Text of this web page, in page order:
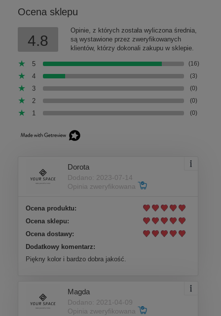
Ocena sklepu
4.8
Opinie, z których została wyliczona średnia,
są wystawione przez zweryfikowanych
klientów, którzy dokonali zakupu w sklepie.
5 (16)
4 (3)
3 (0)
2 (0)
1 (0)
Dorota
Dodano: 2023-07-14
Opinia zweryfikowana
Ocena produktu:
Ocena sklepu:
Ocena dostawy:
Dodatkowy komentarz:
Piękny kolor i bardzo dobra jakość.
Magda
Dodano: 2021-04-09
Opinia zweryfikowana